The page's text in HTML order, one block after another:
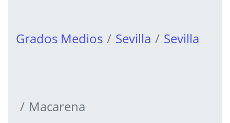
Grados Medios Sevilla Sevilla
Macarena